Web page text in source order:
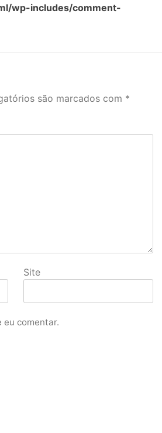
wp-includes/comment-
são marcados com *
Site
eu comentar.